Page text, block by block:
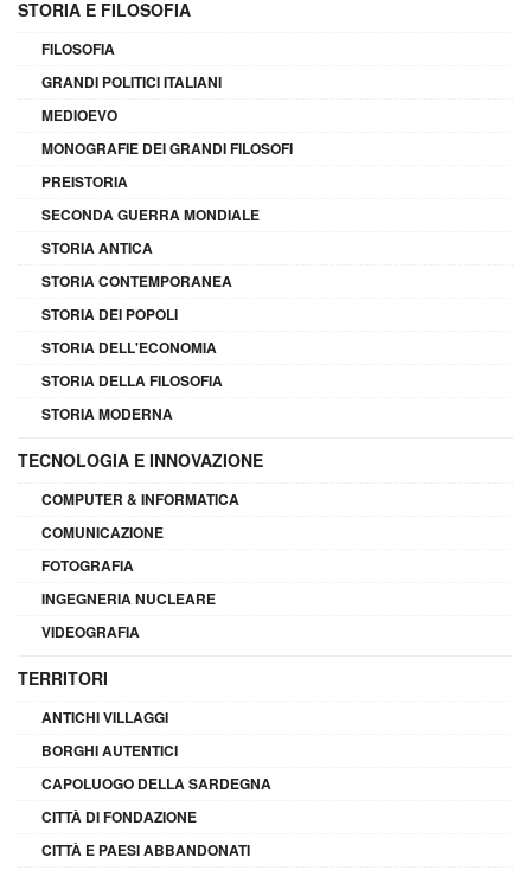
STORIA E FILOSOFIA
FILOSOFIA
GRANDI POLITICI ITALIANI
MEDIOEVO
MONOGRAFIE DEI GRANDI FILOSOFI
PREISTORIA
SECONDA GUERRA MONDIALE
STORIA ANTICA
STORIA CONTEMPORANEA
STORIA DEI POPOLI
STORIA DELL'ECONOMIA
STORIA DELLA FILOSOFIA
STORIA MODERNA
TECNOLOGIA E INNOVAZIONE
COMPUTER & INFORMATICA
COMUNICAZIONE
FOTOGRAFIA
INGEGNERIA NUCLEARE
VIDEOGRAFIA
TERRITORI
ANTICHI VILLAGGI
BORGHI AUTENTICI
CAPOLUOGO DELLA SARDEGNA
CITTÀ DI FONDAZIONE
CITTÀ E PAESI ABBANDONATI